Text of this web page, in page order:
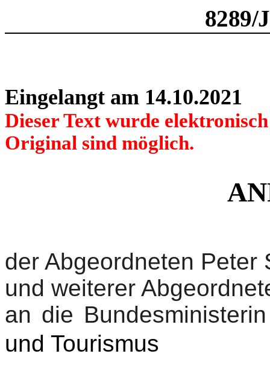
8289/
Eingelangt am 14.10.2021
Dieser Text wurde
Original sind möglich.
der Abgeordneten Peter
und weiterer
an die Bundesministerin
und Tourismus